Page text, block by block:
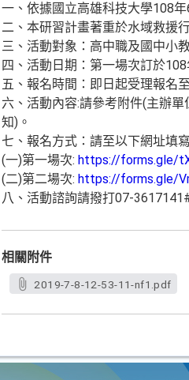
一、依據國立高雄科技大學108
二、本研習計畫著重於水域救援
三、活動對象：高中職及國中小
四、活動日期：第一場次訂於
五、報名時間：即日起受理報名
六、活動內容:請參考附件(主辦
知)。
七、報名方式：請至以下網址填
(一)第一場次: https://forms.gle/
(二)第二場次: https://forms.gle/
八、活動諮詢請撥打07-
相關附件
2019-7-8-12-53-11-nf1.pdf